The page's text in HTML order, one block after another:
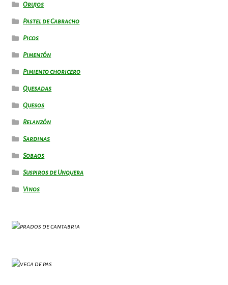
Orujos
Pastel de Cabracho
Picos
Pimentón
Pimiento choricero
Quesadas
Quesos
Relanzón
Sardinas
Sobaos
Suspiros de Unquera
Vinos